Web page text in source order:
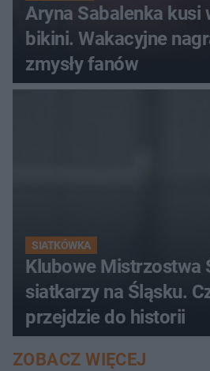
Aryna Sabalenka kusi
bikini. Wakacyjne
zmysły fanów
SIATKÓWKA
Klubowe Mistrzostwa
siatkarzy na Śląsku.
przejdzie do historii
ZOBACZ WIĘCEJ